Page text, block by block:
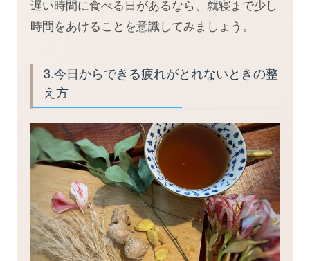
遅い時間に食べる日があるなら、就寝まで少し
時間をあけることを意識してみましょう。
3.今日からできる疲れがとれないときの整
え方